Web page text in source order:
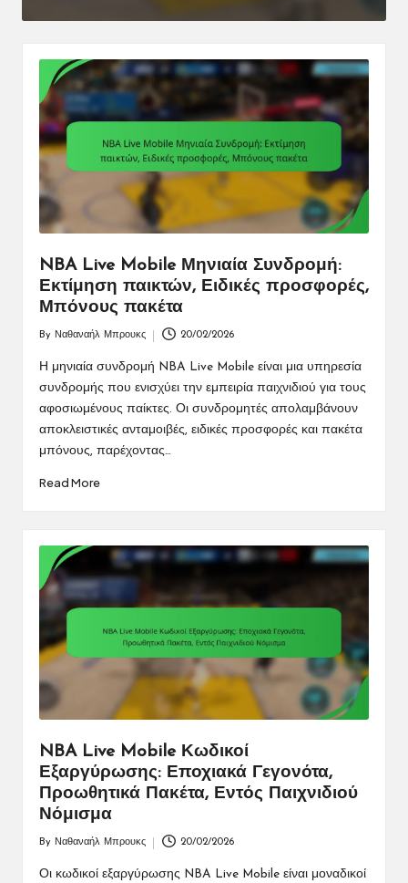
ανταμοιβές
04/03/2026
NBA Live Mobile Μηνιαία Συνδρομή:
Εκτίμηση παικτών, Ειδικές προσφορές,
Μπόνους πακέτα
by
By Ναθαναήλ Μπρουκς 20/02/2026
Η μηνιαία συνδρομή NBA Live Mobile είναι μια υπηρεσία
συνδρομής που ενισχύει την εμπειρία παιχνιδιού για τους
αφοσιωμένους παίκτες. Οι συνδρομητές απολαμβάνουν
αποκλειστικές ανταμοιβές, ειδικές προσφορές και πακέτα
μπόνους, παρέχοντας…
Read More
NBA Live Mobile Κωδικοί
Εξαργύρωσης: Εποχιακά Γεγονότα,
Προωθητικά Πακέτα, Εντός Παιχνιδιού
Νόμισμα
by
By Ναθαναήλ Μπρουκς 20/02/2026
Οι κωδικοί εξαργύρωσης NBA Live Mobile είναι μοναδικοί